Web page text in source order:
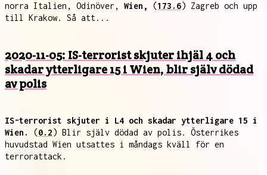
norra Italien, Odinöver, Wien, (173.6) Zagreb och upp
till Krakow. Så att...
2020-11-05: IS-terrorist skjuter ihjäl 4 och
skadar ytterligare 15 i Wien, blir själv dödad
av polis
IS-terrorist skjuter i L4 och skadar ytterligare 15 i
Wien.
(0.2) Blir själv dödad av polis. Österrikes
huvudstad Wien utsattes i måndags kväll för en
terrorattack.